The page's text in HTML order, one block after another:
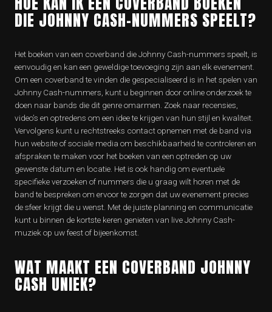
DIE JOHNNY CASH-NUMMERS SPEELT?
Het boeken van een coverband die Johnny Cash-nummers speelt, is
eenvoudig en kan een geweldige toevoeging zijn aan elk evenement.
Om een coverband te vinden die gespecialiseerd is in het spelen van
Johnny Cash-nummers, kunt u beginnen door online onderzoek te
doen naar bands die dit genre omarmen. Zoek naar recensies,
video’s en optredens om een idee te krijgen van hun stijl en kwaliteit.
Vervolgens kunt u rechtstreeks contact opnemen met de band via
hun website of sociale media om beschikbaarheid te controleren en
afspraken te maken voor het boeken van een optreden op uw
gewenste datum en locatie. Het is ook handig om eventuele
specifieke verzoeken of nummers die u graag wilt horen met de
band te bespreken om ervoor te zorgen dat uw evenement precies
de sfeer krijgt die u wenst. Met de juiste planning en communicatie
kunt u binnen de kortste keren genieten van live Johnny Cash-
muziek op uw feest of bijeenkomst.
WAT MAAKT EEN COVERBAND JOHNNY
CASH UNIEK?